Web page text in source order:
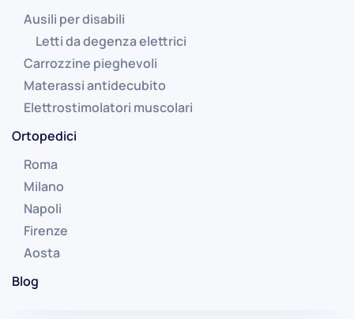
Ausili per disabili
Letti da degenza elettrici
Carrozzine pieghevoli
Materassi antidecubito
Elettrostimolatori muscolari
Ortopedici
Roma
Milano
Napoli
Firenze
Aosta
Blog